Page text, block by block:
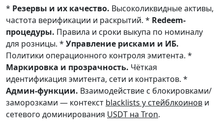
* Резервы и их качество. Высоколиквидные активы,
частота верификации и раскрытий. * Redeem-
процедуры. Правила и сроки выкупа по номиналу
для розницы. * Управление рисками и ИБ.
Политики операционного контроля эмитента. *
Маркировка и прозрачность. Чёткая
идентификация эмитента, сети и контрактов. *
Админ-функции. Взаимодействие с блокировками/
заморозками — контекст blacklists у стейблкоинов и
сетевого доминирования USDT на Tron.